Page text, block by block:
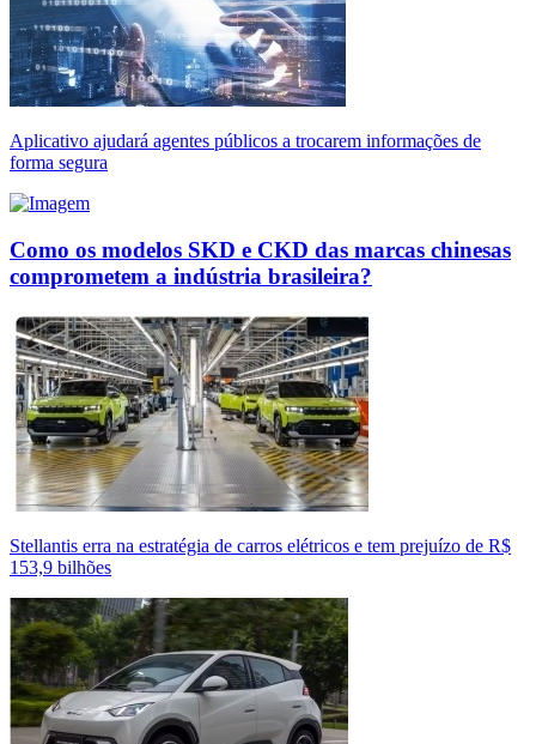
Aplicativo ajudará agentes públicos a trocarem informações de
forma segura
Como os modelos SKD e CKD das marcas chinesas
comprometem a indústria brasileira?
Stellantis erra na estratégia de carros elétricos e tem prejuízo de R$
153,9 bilhões